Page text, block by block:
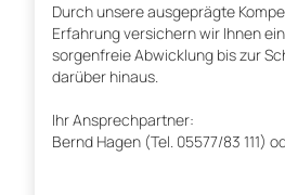
Durch unsere ausgeprägte
Erfahrung versichern wir Ihnen
sorgenfreie Abwicklung bis zur
darüber hinaus.
Ihr Ansprechpartner:
Bernd Hagen (Tel. 05577/83 111)